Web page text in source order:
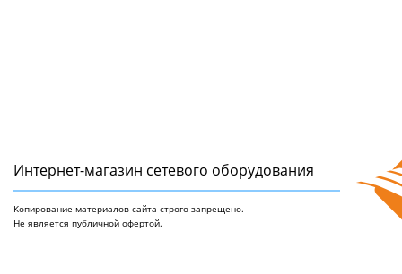
Интернет-магазин сетeвого оборудования
Копирование материалов сайта строго запрещено.
Не является публичной офертой.